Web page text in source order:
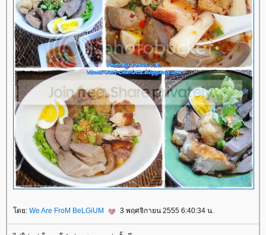
ดย: We Are FroM BeLGiUM 3 พฤศจิกายน 2555 6:40:34 น.